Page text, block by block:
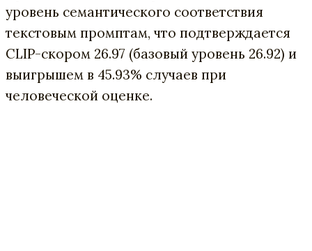
уровень семантического соответствия
текстовым промптам, что подтверждается
CLIP-скором 26.97 (базовый уровень 26.92) и
выигрышем в 45.93% случаев при
человеческой оценке.